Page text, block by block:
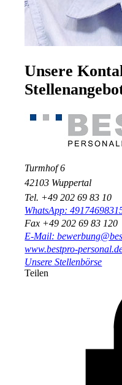
Unsere
Turmhof 6
42103 Wuppertal
Tel. +49 202 69 83 10
WhatsApp:
Fax +49 202 69 83 120
E-Mail:
www.bestpro-
Unsere Stellenbörse
Teilen